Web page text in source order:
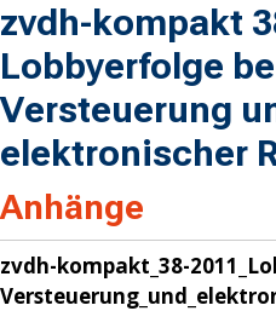
zvdh-kompakt
Lobbyerfolge
Versteuerung
elektronischer
Anhänge
zvdh-kompakt_38-